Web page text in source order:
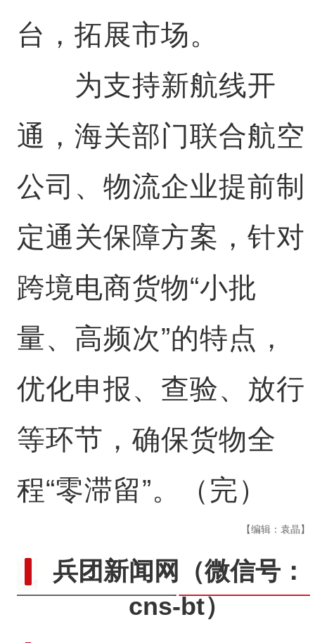
台，拓展市场。
为支持新航线开
通，海关部门联合航空
公司、物流企业提前制
定通关保障方案，针对
跨境电商货物“小批
量、高频次”的特点，
优化申报、查验、放行
等环节，确保货物全
程“零滞留”。（完）
【编辑：袁晶】
兵团新闻网
（微信号：
cns-bt）